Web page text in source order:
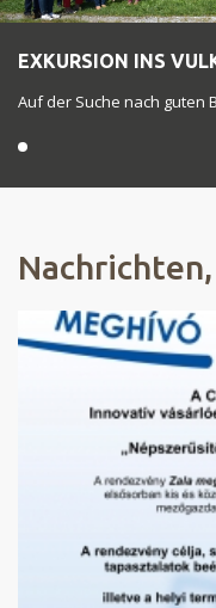
EXKURSION INS
Auf der Suche nach guten